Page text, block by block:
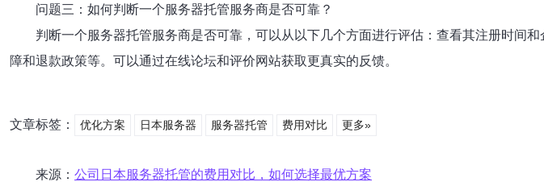
问题三：如何判断一个服务器托管服务商是否可靠？
判断一个服务器托管服务商是否可靠，可以从以下几个方面进行评估：查看其注册时间
障和退款政策等。可以通过在线论坛和评价网站获取更真实的反馈。
文章标签： 优化方案 日本服务器 服务器托管 费用对比 更多»
来源： 公司日本服务器托管的费用对比，如何选择最优方案